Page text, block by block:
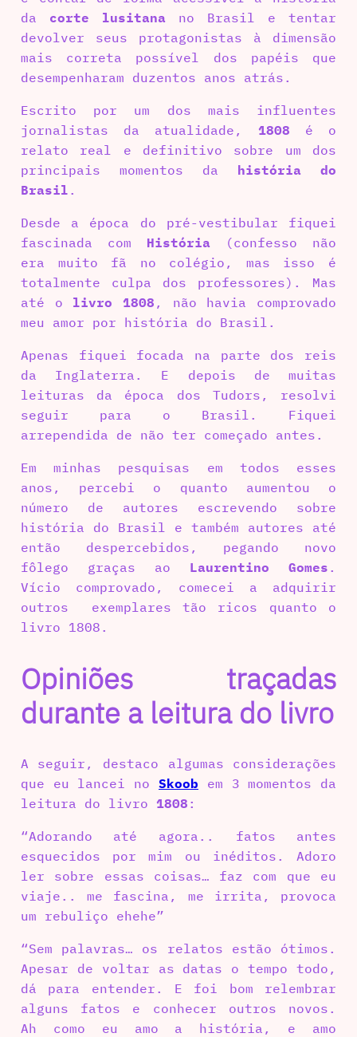
da corte lusitanano Brasil e tentar
devolver seus protagonistas à dimensão
mais correta possível dos papéis que
desempenharam duzentos anos atrás.
Escrito por um dos mais influentes
jornalistas da atualidade, 1808 é o
relato real e definitivo sobre um dos
principais momentos da história do
Brasil .
Desde a época do pré-vestibular fiquei
fascinada com História (confesso não
era muito fã no colégio, mas isso é
totalmente culpa dos professores). Mas
até o livro 1808 , não havia comprovado
meu amor por história do Brasil.
Apenas fiquei focada na parte dos reis
da Inglaterra. E depois de muitas
leituras da época dos Tudors, resolvi
seguir para o Brasil. Fiquei
arrependida de não ter começado antes.
Em minhas pesquisas em todos esses
anos, percebi o quanto aumentou o
número de autores escrevendo sobre
história do Brasil e também autores até
então despercebidos, pegando novo
fôlego graças ao Laurentino Gomes .
Vício comprovado, comecei a adquirir
outros exemplares tão ricos quanto o
livro 1808.
Opiniões traçadas
durante a leitura do livro
A seguir, destaco algumas considerações
que eu lancei no Skoob em 3 momentos da
leitura do livro 1808 :
“Adorando até agora.. fatos antes
esquecidos por mim ou inéditos. Adoro
ler sobre essas coisas… faz com que eu
viaje.. me fascina, me irrita, provoca
um rebuliço ehehe”
“Sem palavras… os relatos estão ótimos.
Apesar de voltar as datas o tempo todo,
dá para entender. E foi bom relembrar
alguns fatos e conhecer outros novos.
Ah como eu amo a história, e amo